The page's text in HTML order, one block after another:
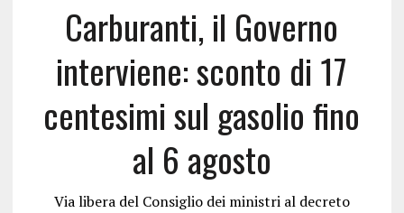
Carburanti, il Governo
interviene: sconto di 17
centesimi sul gasolio fino
al 6 agosto
Via libera del Consiglio dei ministri al decreto